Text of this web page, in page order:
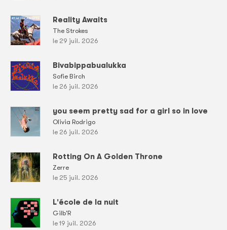
Reality Awaits
The Strokes
le 29 juil. 2026
Bivabippabualukka
Sofie Birch
le 26 juil. 2026
you seem pretty sad for a girl so in love
Olivia Rodrigo
le 26 juil. 2026
Rotting On A Golden Throne
Zerre
le 25 juil. 2026
L'école de la nuit
Gilb'R
le 19 juil. 2026